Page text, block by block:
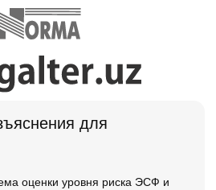
для
оценки уровня риска ЭСФ и